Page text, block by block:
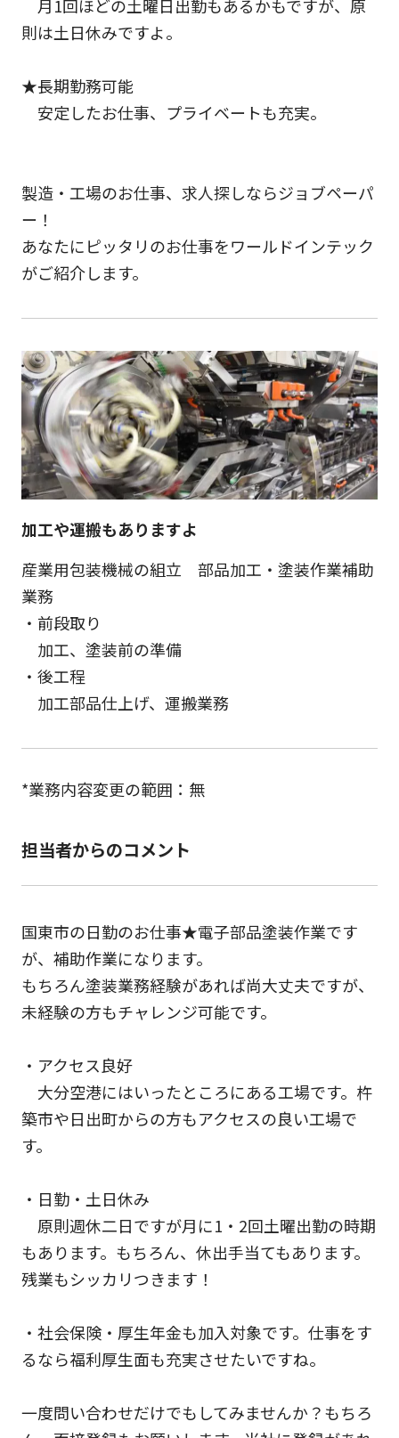
月1回ほどの土曜日出勤もあるかもですが、原
則は土日休みですよ。
★長期勤務可能
安定したお仕事、プライベートも充実。
製造・工場のお仕事、求人探しならジョブペーパ
ー！
あなたにピッタリのお仕事をワールドインテック
がご紹介します。
加工や運搬もありますよ
産業用包装機械の組立 部品加工・塗装作業補助
業務
・前段取り
加工、塗装前の準備
・後工程
加工部品仕上げ、運搬業務
*業務内容変更の範囲：無
担当者からのコメント
国東市の日勤のお仕事★電子部品塗装作業です
が、補助作業になります。
もちろん塗装業務経験があれば尚大丈夫ですが、
未経験の方もチャレンジ可能です。
・アクセス良好
大分空港にはいったところにある工場です。杵
築市や日出町からの方もアクセスの良い工場で
す。
・日勤・土日休み
原則週休二日ですが月に1・2回土曜出勤の時期
もあります。もちろん、休出手当てもあります。
残業もシッカリつきます！
・社会保険・厚生年金も加入対象です。仕事をす
るなら福利厚生面も充実させたいですね。
一度問い合わせだけでもしてみませんか？もちろ